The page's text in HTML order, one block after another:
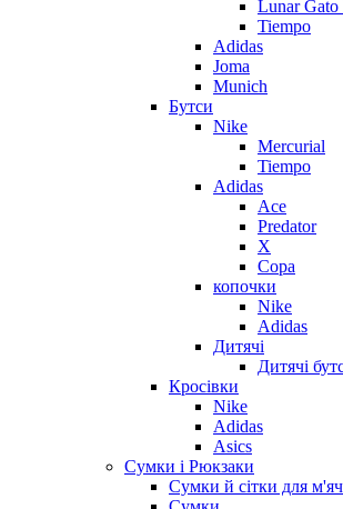
Lunar
Tiempo
Adidas
Joma
Munich
Бутси
Nike
Mercurial
Tiempo
Adidas
Ace
Predator
X
Copa
копочки
Nike
Adidas
Дитячі
Дитячі
Кросівки
Nike
Adidas
Asics
Сумки і Рюкзаки
Сумки й сітки для